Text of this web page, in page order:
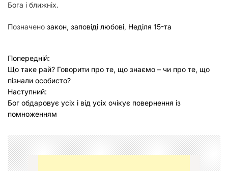
Бога і ближніх.
Позначено закон, заповіді любові, Неділя 15-та
Н
а
в
і
а
ц
Попередній:
Що таке рай? Говорити про те, що знаємо – чи про те, що
пізнали особисто?
Наступний:
Бог обдаровує усіх і від усіх очікує повернення із
помноженням